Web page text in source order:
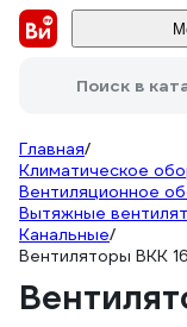
Поиск в
Главная/
Климатическое
Вентиляционное
Вытяжные
Канальные/
Вентиляторы ВКК